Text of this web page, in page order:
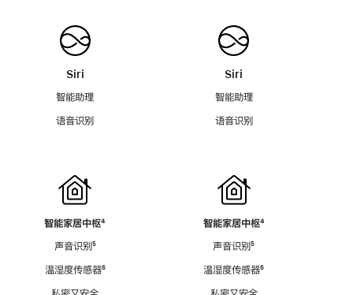
Siri
智能助理
语音识别
智能家居中枢脚
⁴
声音识别脚
⁵
温湿度传感器脚
⁶
Siri
智能助理
语音识别
智能家居中枢脚
⁴
声音识别脚
⁵
温湿度传感器脚
⁶